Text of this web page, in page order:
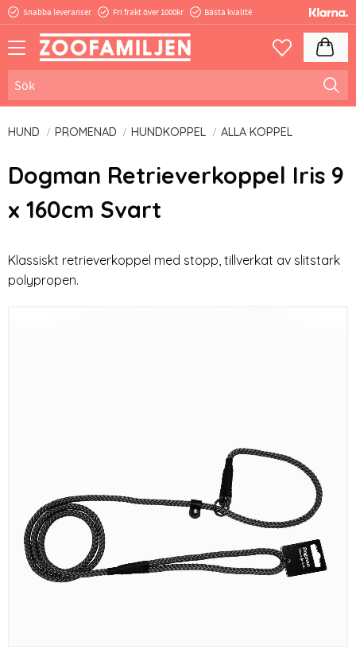
Snabba leveranser Fri frakt över 1000kr Bästa kvalité
Favoriter
HUND PROMENAD HUNDKOPPEL ALLA KOPPEL
Dogman Retrieverkoppel Iris 9
x 160cm Svart
Klassiskt retrieverkoppel med stopp, tillverkat av slitstark
polypropen.